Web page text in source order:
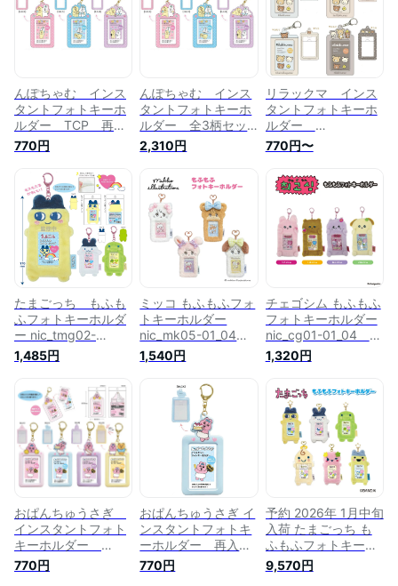
ォトキーホルダー
パスケース フォト
キーホルダー 推し
無料 ）
ルダー パスケース
フォト キーホルダー
推し活（全4柄セッ
トフォトキーホルダ
ー パスケース フォ
ト キーホルダー 推
し活 バンダイ（全
3柄セットのみ 送
料無料）
んぽちゃむ インス
タントフォトキーホ
ルダー TCP 再入
荷 photo key
holder nic_np04-
01_np04-03 んぽ
ちゃむグッズ 写真
キーホルダー フォ
トキーホルダー パ
スケース フォト キ
ーホルダー
770円
んぽちゃむ インス
タントフォトキーホ
ルダー 全3柄セッ
ト TCP photo
key holder
03set んぽちゃむ
グッズ 写真 キーホ
ルダー フォトキー
ホルダー パスケー
ス フォト キーホル
2,310円
リラックマ インス
タントフォトキーホ
ルダー
nic_nx0194-
01_04 TCP photo
key holder リラッ
クマグッズ フォト
キーホルダー パスケ
ース フォトキーホ
ルダー
RIRAKKUMA 推し
活グッズ（ 全4柄
セットのみ 送料無
料 ）NIC
770円〜
たまごっち もふも
ふフォトキーホルダ
ー nic_tmg02-
01_03_s2 TCP
tamagotchi photo
key holder たまごっ
ちグッズ 写真 キー
ホルダー インスタン
トフォトキーホルダ
ー パスケース フォ
ト キーホルダー 推
し活 バンダイ (全3
料)
1,485円
ミッコ もふもふフォ
トキーホルダー
nic_mk05-01_04
TCP mikko
illustrations photo
key holder リラック
マグッズ 写真 キー
ホルダー インスタン
トフォトキーホルダ
ー パスケース フォ
ト キーホルダー 推
し活（ 全4柄セッ
トのみ 送料無
料 ）
1,540円
チェゴシム もふもふ
フォトキーホルダー
nic_cg01-01_04
TCP choigosim
photo key holder チ
キーホルダー インス
タントフォトキーホ
ルダー パスケース
フォト キーホルダー
推し活 うさぎ くま
ねこいぬ（全4柄セ
ットのみ 送料無
料）
1,320円
おぱんちゅうさぎ
インスタントフォト
キーホルダー
TCP photo key
holder nic_ou10-
770円
おぱんちゅうさぎ イ
ンスタントフォトキ
ーホルダー 再入
荷 ou10-02 ブル
ー TCP photo
770円
予約 2026年 1月中旬
入荷 たまごっち も
ふもふフォトキーホ
ルダー nic_tmg22-
01_06_04 TCP
9,570円